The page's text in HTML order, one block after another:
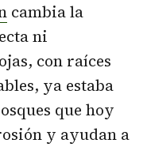
cambia la
ni
con raíces
ya estaba
que hoy
y ayudan a